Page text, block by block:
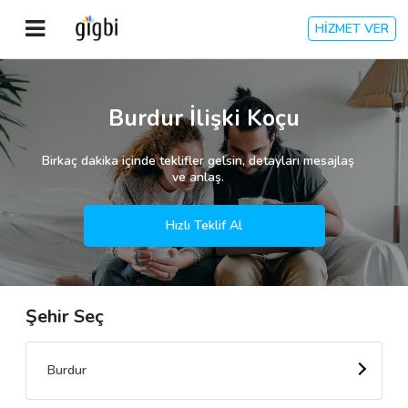
HİZMET VER
Anasayfa
Giriş Yap
Kategoriler
🎈 Biz Kimiz?
🌟 Müşteri Değerlendirmeleri
Burdur İlişki Koçu
Birkaç dakika içinde teklifler gelsin, detayları mesajlaş
ve anlaş.
Hızlı Teklif Al
Şehir Seç
Burdur